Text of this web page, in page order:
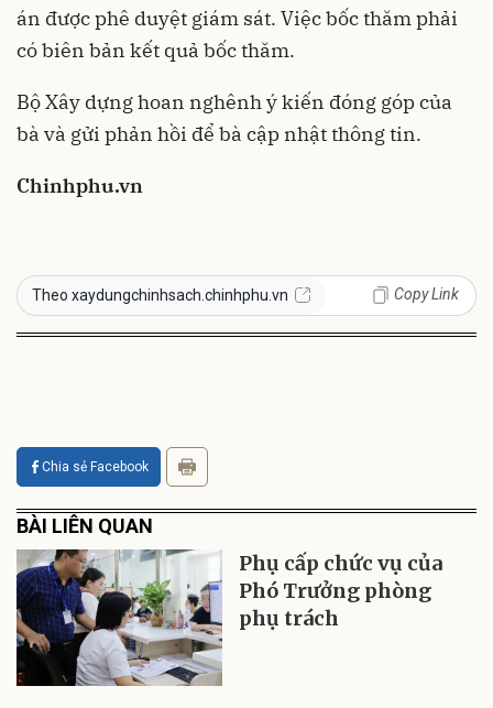
án được phê duyệt giám sát. Việc bốc thăm phải
có biên bản kết quả bốc thăm.
Bộ Xây dựng hoan nghênh ý kiến đóng góp của
bà và gửi phản hồi để bà cập nhật thông tin.
Chinhphu.vn
Theo xaydungchinhsach.chinhphu.vn Copy Link
Chia sẻ Facebook
BÀI LIÊN QUAN
Phụ cấp chức vụ của
Phó Trưởng phòng
phụ trách